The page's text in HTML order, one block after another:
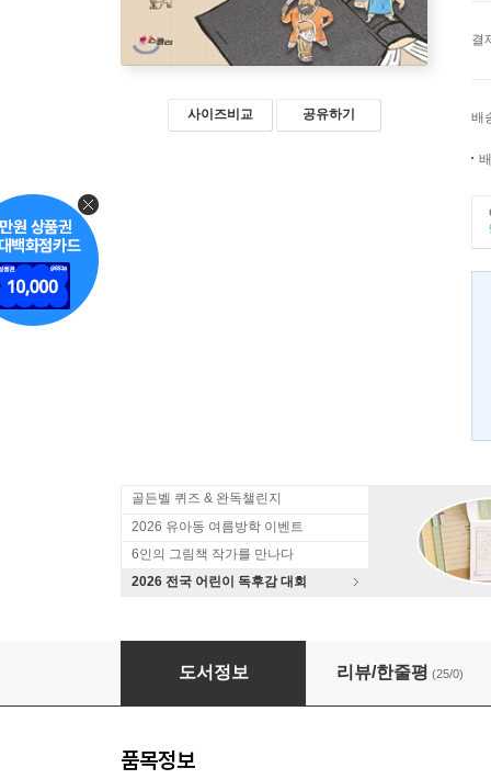
사이즈비교 공유하기
결
배
골든벨 퀴즈 & 완독챌린지
2026 유아동 여름방학 이벤트
6인의 그림책 작가를 만나다
2026 전국 어린이 독후감 대회
역사 속 우리 법 이야기
도서정보 리뷰/한줄평 (25/0)
품목정보